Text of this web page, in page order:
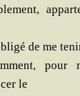
de me
pour
le